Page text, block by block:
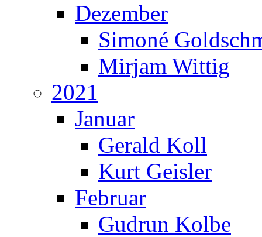
Dezember
Simoné
Mirjam Wittig
2021
Januar
Gerald Koll
Kurt Geisler
Februar
Gudrun Kolbe